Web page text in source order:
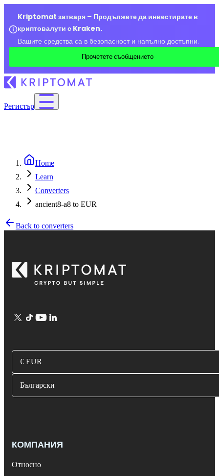
Kriptomat затваря – Продължете да инвестирате в
криптовалути с Kraken.
Вашите средства са в безопасност и напълно достъпни.
Прочетете съобщението
Регистър
Home
Learn
Converters
ancient8-a8 to EUR
Back to converters
€ EUR
Български
КОМПАНИЯ
Относно